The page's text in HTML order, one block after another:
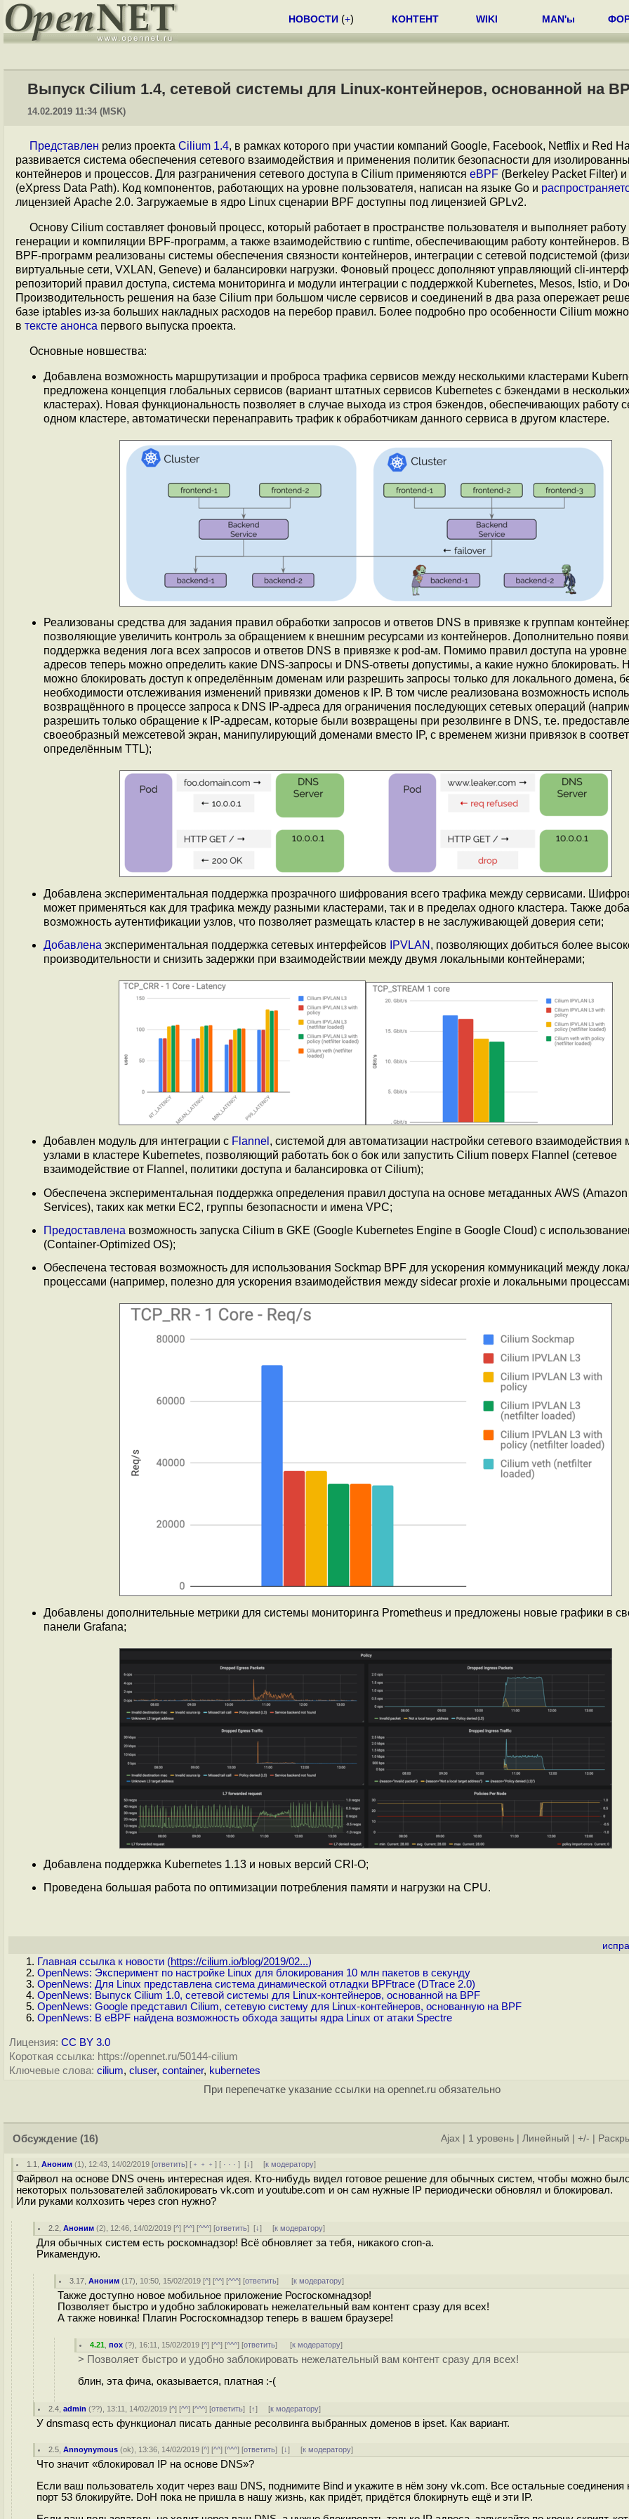
НОВОСТИ (+) КОНТЕНТ WIKI MAN'ы
Выпуск Cilium 1.4, сетевой системы для Linux-контейнеров, основанной на
14.02.2019 11:34 (MSK)
Представлен релиз проекта Cilium 1.4, в рамках которого при участии компаний Google, Facebook, Netflix и Red
развивается система обеспечения сетевого взаимодействия и применения политик безопасности для
контейнеров и процессов. Для разграничения сетевого доступа в Cilium применяются еBPF (Berkeley Packet Filter) и
(eXpress Data Path). Код компонентов, работающих на уровне пользователя, написан на языке Go и
лицензией Apache 2.0. Загружаемые в ядро Linux сценарии BPF доступны под лицензией GPLv2.
Основу Cilium составляет фоновый процесс, который работает в пространстве пользователя и выполняет работу
генерации и компиляции BPF-программ, а также взаимодействию с runtime, обеспечивающим работу контейнеров.
BPF-программ реализованы системы обеспечения связности контейнеров, интеграции с сетевой подсистемой
виртуальные сети, VXLAN, Geneve) и балансировки нагрузки. Фоновый процесс дополняют управляющий cli-
репозиторий правил доступа, система мониторинга и модули интеграции с поддержкой Kubernetes, Mesos, Istio, и
Производительность решения на базе Cilium при большом числе сервисов и соединений в два раза опережает
базе iptables из-за больших накладных расходов на перебор правил. Более подробно про особенности Cilium можно
в тексте анонса первого выпуска проекта.
Основные новшества:
Добавлена возможность маршрутизации и проброса трафика сервисов между несколькими кластерами
предложена концепция глобальных сервисов (вариант штатных сервисов Kubernetes с бэкендами в
кластерах). Новая функциональность позволяет в случае выхода из строя бэкендов, обеспечивающих работу
одном кластере, автоматически перенаправить трафик к обработчикам данного сервиса в другом кластере.
Реализованы средства для задания правил обработки запросов и ответов DNS в привязке к группам
позволяющие увеличить контроль за обращением к внешним ресурсами из контейнеров. Дополнительно
поддержка ведения лога всех запросов и ответов DNS в привязке к pod-ам. Помимо правил доступа на уровне
адресов теперь можно определить какие DNS-запросы и DNS-ответы допустимы, а какие нужно блокировать.
можно блокировать доступ к определённым доменам или разрешить запросы только для локального домена,
необходимости отслеживания изменений привязки доменов к IP. В том числе реализована возможность
возвращённого в процессе запроса к DNS IP-адреса для ограничения последующих сетевых операций
разрешить только обращение к IP-адресам, которые были возвращены при резолвинге в DNS, т.е.
своеобразный межсетевой экран, манипулирующий доменами вместо IP, с временем жизни привязок в
определённым TTL);
Добавлена экспериментальная поддержка прозрачного шифрования всего трафика между сервисами.
может применяться как для трафика между разными кластерами, так и в пределах одного кластера. Также
возможность аутентификации узлов, что позволяет размещать кластер в не заслуживающей доверия сети;
Добавлена экспериментальная поддержка сетевых интерфейсов IPVLAN , позволяющих добиться более
производительности и снизить задержки при взаимодействии между двумя локальными контейнерами;
Добавлен модуль для интеграции с Flannel , системой для автоматизации настройки сетевого взаимодействия
узлами в кластере Kubernetes, позволяющий работать бок о бок или запустить Cilium поверх Flannel (сетевое
взаимодействие от Flannel, политики доступа и балансировка от Cilium);
Обеспечена экспериментальная поддержка определения правил доступа на основе метаданных AWS
Services), таких как метки EC2, группы безопасности и имена VPC;
Предоставлена возможность запуска Cilium в GKE (Google Kubernetes Engine в Google Cloud) с
(Container-Optimized OS);
Обеспечена тестовая возможность для использования Sockmap BPF для ускорения коммуникаций между
процессами (например, полезно для ускорения взаимодействия между sidecar proxie и локальными
Добавлены дополнительные метрики для системы мониторинга Prometheus и предложены новые графики в
панели Grafana;
Добавлена поддержка Kubernetes 1.13 и новых версий CRI-O;
Проведена большая работа по оптимизации потребления памяти и нагрузки на CPU.
Главная ссылка к новости (https://cilium.io/blog/2019/02...)
OpenNews: Эксперимент по настройке Linux для блокирования 10 млн пакетов в секунду
OpenNews: Для Linux представлена система динамической отладки BPFtrace (DTrace 2.0)
OpenNews: Выпуск Cilium 1.0, сетевой системы для Linux-контейнеров, основанной на BPF
OpenNews: Google представил Cilium, сетевую систему для Linux-контейнеров, основанную на BPF
OpenNews: В eBPF найдена возможность обхода защиты ядра Linux от атаки Spectre
Лицензия: CC BY 3.0
Короткая ссылка: https://opennet.ru/50144-cilium
Ключевые слова: cilium, cluser, container, kubernetes
При перепечатке указание ссылки на opennet.ru обязательно
Обсуждение (16) Ajax 1 уровень Линейный +/-
1.1 ,Аноним (1), 12:43, 14/02/2019 [ответить] [ ﹢﹢﹢] [ · · ·][↓] [к модератору]
Файрвол на основе DNS очень интересная идея. Кто-нибудь видел готовое решение для обычных систем, чтобы можно
некоторых пользователей заблокировать vk.com и youtube.com и он сам нужные IP периодически обновлял и блокировал.
Или руками колхозить через cron нужно?
2.2 ,Аноним (2), 12:46, 14/02/2019 [^] [^^] [^^^] [ответить][↓] [к модератору]
Для обычных систем есть роскомнадзор! Всё обновляет за тебя, никакого cron-а.
Рикамендую.
3.17 ,Аноним (17), 10:50, 15/02/2019 [^] [^^] [^^^] [ответить] [к модератору]
Также доступно новое мобильное приложение Росгоскомнадзор!
Позволяет быстро и удобно заблокировать нежелательный вам контент сразу для всех!
А также новинка! Плагин Росгоскомнадзор теперь в вашем браузере!
4.21 ,пох (?), 16:11, 15/02/2019 [^] [^^] [^^^] [ответить] [к модератору]
> Позволяет быстро и удобно заблокировать нежелательный вам контент сразу для всех!
блин, эта фича, оказывается, платная :-(
2.4 ,admin (??), 13:11, 14/02/2019 [^] [^^] [^^^] [ответить][↑] [к модератору]
У dnsmasq есть функционал писать данные ресолвинга выбранных доменов в ipset. Как вариант.
2.5 ,Annoynymous (ok), 13:36, 14/02/2019 [^] [^^] [^^^] [ответить][↓] [к модератору]
Что значит «блокировал IP на основе DNS»?
Если ваш пользователь ходит через ваш DNS, поднимите Bind и укажите в нём зону vk.com. Все остальные соединения
порт 53 блокируйте. DoH пока не пришла в нашу жизнь, как придёт, придётся блокирнуть ещё и эти IP.